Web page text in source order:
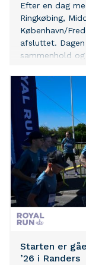
Efter en dag
Ringkøbing,
København/
afsluttet.
sammenhold
Starten er
’26 i Randers